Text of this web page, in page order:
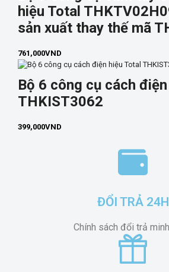
hiệu Total
sản xuất thay thế mã
761,000VND
Bộ 6 công cụ cách
THKIST3062
399,000VND
ĐỔI TRẢ 24H
Chính sách đổi trả